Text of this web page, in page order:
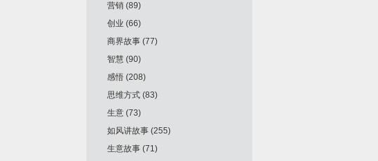
营销 (89)
创业 (66)
商界故事 (77)
智慧 (90)
感悟 (208)
思维方式 (83)
生意 (73)
如风讲故事 (255)
生意故事 (71)